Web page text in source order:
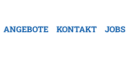
ANGEBOTE KONTAKT JOBS